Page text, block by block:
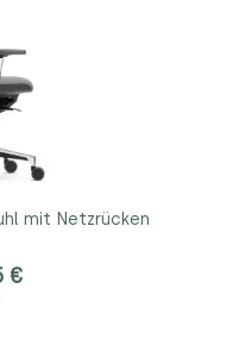
mit Netzrücken
€